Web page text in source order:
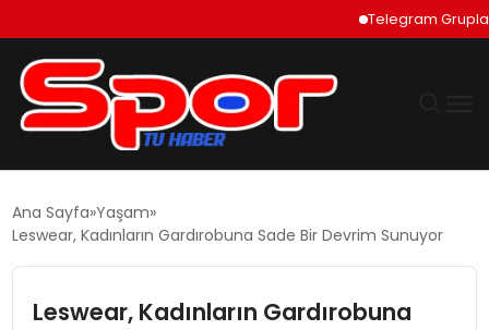
Telegram Grupları
EKONOMI
Ana Sayfa Yaşam
Leswear, Kadınların Gardırobuna Sade Bir Devrim Sunuyor
Leswear, Kadınların Gardırobuna